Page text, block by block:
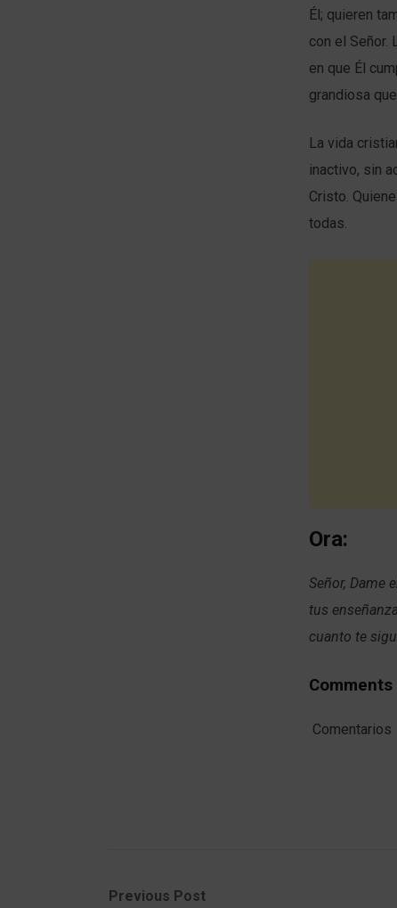
Él; quieren
con el Señor.
en que Él
grandiosa
La vida
inactivo, sin
Cristo.
todas.
Ora:
Señor, Dame
tus
cuanto te
Comments
Comentarios
Previous Post